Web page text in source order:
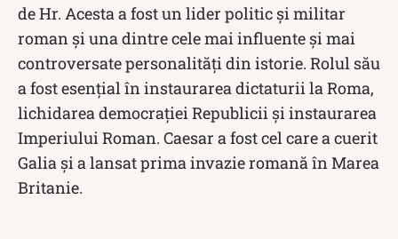
de Hr. Acesta a fost un lider politic și militar
roman și una dintre cele mai influente și mai
controversate personalități din istorie. Rolul său
a fost esențial în instaurarea dictaturii la Roma,
lichidarea democrației Republicii și instaurarea
Imperiului Roman. Caesar a fost cel care a cuerit
Galia și a lansat prima invazie romană în Marea
Britanie.